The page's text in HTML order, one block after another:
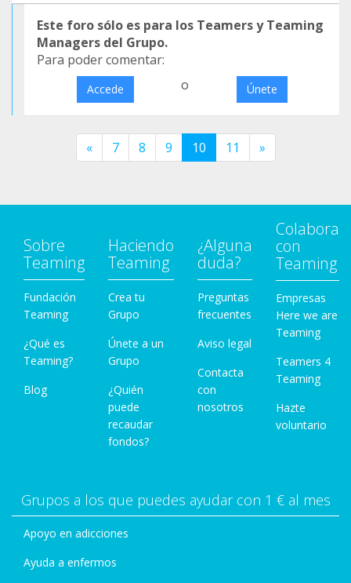
Este foro sólo es para los Teamers y Teaming
Managers del Grupo.
Para poder comentar:
Accede o Únete
« 7 8 9 10 11 »
Sobre
Teaming
Fundación
Teaming
¿Qué es
Teaming?
Blog
Haciendo
Teaming
Crea tu
Grupo
Únete a un
Grupo
¿Quién
puede
recaudar
fondos?
¿Alguna
duda?
Preguntas
frecuentes
Aviso legal
Contacta
con
nosotros
Colabora
con
Teaming
Empresas
Here we are
Teaming
Teamers 4
Teaming
Hazte
voluntario
Grupos a los que puedes ayudar con 1 € al mes
Apoyo en adicciones
Ayuda a enfermos